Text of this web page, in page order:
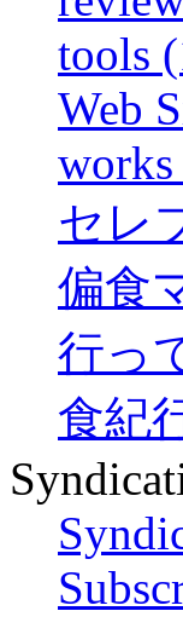
tools
Web
セレ
偏食
行っ
食紀